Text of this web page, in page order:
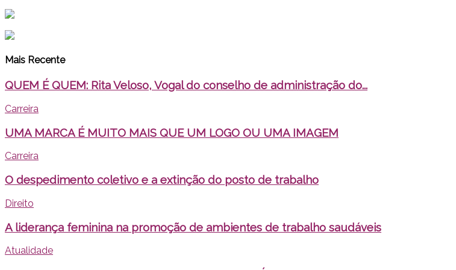
Mais Recente
QUEM É QUEM: Rita Veloso, Vogal do conselho de administração do...
Carreira
UMA MARCA É MUITO MAIS QUE UM LOGO OU UMA IMAGEM
Carreira
O despedimento coletivo e a extinção do posto de trabalho
Direito
A liderança feminina na promoção de ambientes de trabalho saudáveis
Atualidade